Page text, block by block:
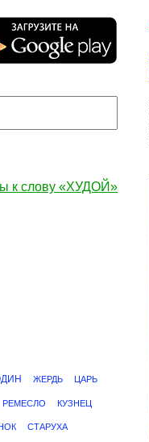
к слову «ХУДОЙ»
ЖЕРДЬ ЦАРЬ
РЕМЕСЛО КУЗНЕЦ
СТАРУХА